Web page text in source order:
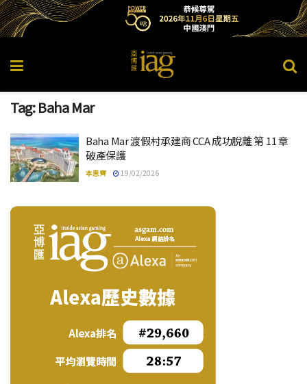
Tag:Baha Mar
Baha Mar 渡假村承建商 CCA 成功脫離 第 11 章
破產保護
本思齊 19/02/2026